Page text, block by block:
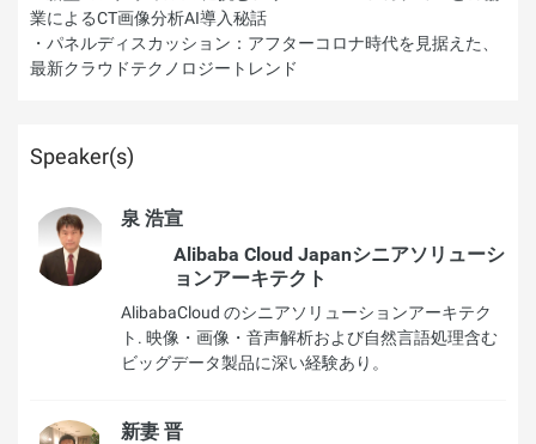
業によるCT画像分析AI導入秘話
・パネルディスカッション：アフターコロナ時代を見据えた、
最新クラウドテクノロジートレンド
Speaker(s)
泉 浩宣
Alibaba Cloud Japanシニアソリューシ
ョンアーキテクト
AlibabaCloud のシニアソリューションアーキテク
ト. 映像・画像・音声解析および自然言語処理含む
ビッグデータ製品に深い経験あり。
新妻 晋